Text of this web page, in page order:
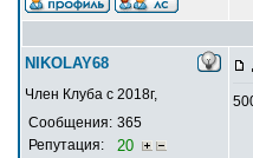
NIKOLAY68
Член Клуба с 2018г,
Сообщения: 365
Репутация:
20